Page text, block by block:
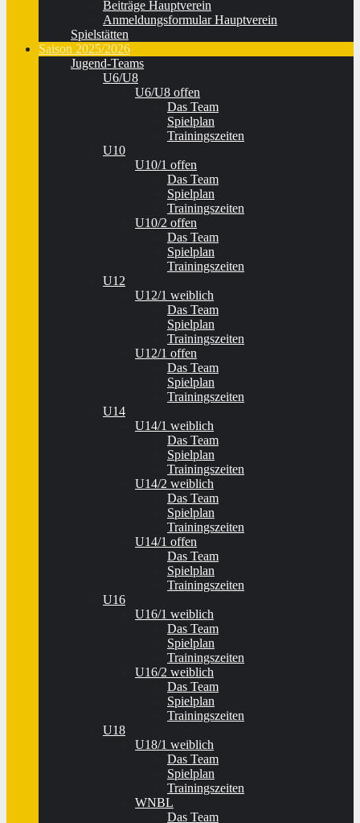
Beiträge Hauptverein
Anmeldungsformular Hauptverein
Spielstätten
Saison 2025/2026
Jugend-Teams
U6/U8
U6/U8 offen
Das Team
Spielplan
Trainingszeiten
U10
U10/1 offen
Das Team
Spielplan
Trainingszeiten
U10/2 offen
Das Team
Spielplan
Trainingszeiten
U12
U12/1 weiblich
Das Team
Spielplan
Trainingszeiten
U12/1 offen
Das Team
Spielplan
Trainingszeiten
U14
U14/1 weiblich
Das Team
Spielplan
Trainingszeiten
U14/2 weiblich
Das Team
Spielplan
Trainingszeiten
U14/1 offen
Das Team
Spielplan
Trainingszeiten
U16
U16/1 weiblich
Das Team
Spielplan
Trainingszeiten
U16/2 weiblich
Das Team
Spielplan
Trainingszeiten
U18
U18/1 weiblich
Das Team
Spielplan
Trainingszeiten
WNBL
Das Team